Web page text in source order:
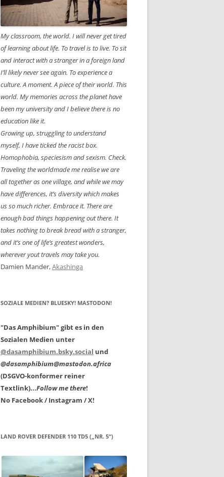
My classroom, the world. I will never get tired
of learning about life. To travel is to live. To sit
and interact with a stranger in a foreign land
I’ll likely never see again. To experience a
culture. A moment. A piece of their world. This
world. My memories across the planet have
been my university and I believe there is no
education like it.
Growing up, struggling to understand
myself, I have ticked the racist box.
Homophobia, speciesism and sexism. Check.
Traveling the worldmade me realise we are
all together as one village, and while we may
have differences, it’s diversity which makes
us so much richer. Embrace it. There are
enough bad things happening out there. It
takes nothing to break bread with a stranger,
and it’s one of life’s greatest wonders,
wherever yout travels may take you.
Damien Mander,Akashinga
SOZIALE MEDIEN? BLUESKY! MASTODON!
"Das Amphibium" gibt es in den
Sozialen Medien unter
@dasamphibium.bsky.social und
@dasamphibium@mastodon.africa
(DSGVO-konformer reiner
Textlink)...Follow me there!
No Facebook / Instagram / X!
LAND ROVER DEFENDER 110 TD5 („NR. 5“)